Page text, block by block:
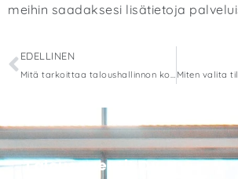
meihin saadaksesi lisätietoja
EDELLINEN
Mitä tarkoittaa taloushallinnon kokonaisulkoistus?
Talousagentit Oy